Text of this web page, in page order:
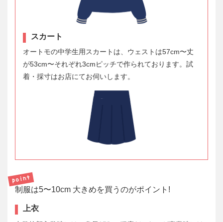
スカート
オートモの中学生用スカートは、ウェストは57cm〜丈
が53cm〜それぞれ3cmピッチで作られております。試
着・採寸はお店にてお伺いします。
制服は5〜10cm 大きめを買うのがポイント!
上衣